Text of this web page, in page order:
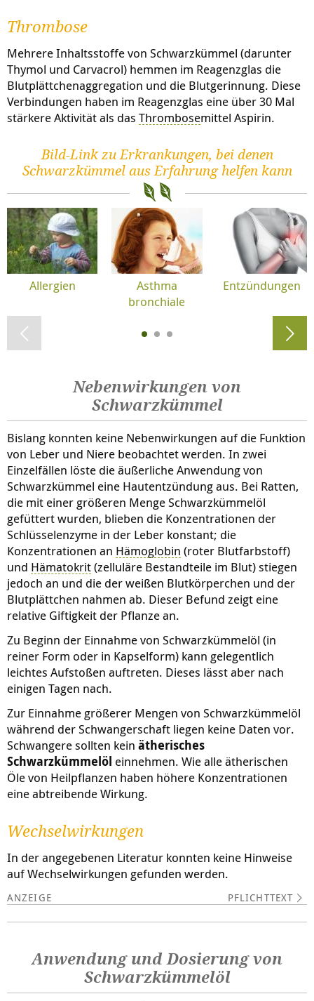
Thrombose
Mehrere Inhaltsstoffe von Schwarzkümmel (darunter
Thymol und Carvacrol) hemmen im Reagenzglas die
Blutplättchenaggregation und die Blutgerinnung. Diese
Verbindungen haben im Reagenzglas eine über 30 Mal
stärkere Aktivität als das Thrombosemittel Aspirin.
Bild-Link zu Erkrankungen, bei denen
Schwarzkümmel aus Erfahrung helfen kann
Allergien
Asthma
bronchiale
Entzündungen
Nebenwirkungen von
Schwarzkümmel
Bislang konnten keine Nebenwirkungen auf die Funktion
von Leber und Niere beobachtet werden. In zwei
Einzelfällen löste die äußerliche Anwendung von
Schwarzkümmel eine Hautentzündung aus. Bei Ratten,
die mit einer größeren Menge Schwarzkümmelöl
gefüttert wurden, blieben die Konzentrationen der
Schlüsselenzyme in der Leber konstant; die
Konzentrationen an Hämoglobin (roter Blutfarbstoff)
und Hämatokrit(zelluläre Bestandteile im Blut) stiegen
jedoch an und die der weißen Blutkörperchen und der
Blutplättchen nahmen ab. Dieser Befund zeigt eine
relative Giftigkeit der Pflanze an.
Zu Beginn der Einnahme von Schwarzkümmelöl (in
reiner Form oder in Kapselform) kann gelegentlich
leichtes Aufstoßen auftreten. Dieses lässt aber nach
einigen Tagen nach.
Zur Einnahme größerer Mengen von Schwarzkümmelöl
während der Schwangerschaft liegen keine Daten vor.
Schwangere sollten kein ätherisches
Schwarzkümmelöl einnehmen. Wie alle ätherischen
Öle von Heilpflanzen haben höhere Konzentrationen
eine abtreibende Wirkung.
Wechselwirkungen
In der angegebenen Literatur konnten keine Hinweise
auf Wechselwirkungen gefunden werden.
PFLICHTTEXT
Anwendung und Dosierung von
Schwarzkümmelöl